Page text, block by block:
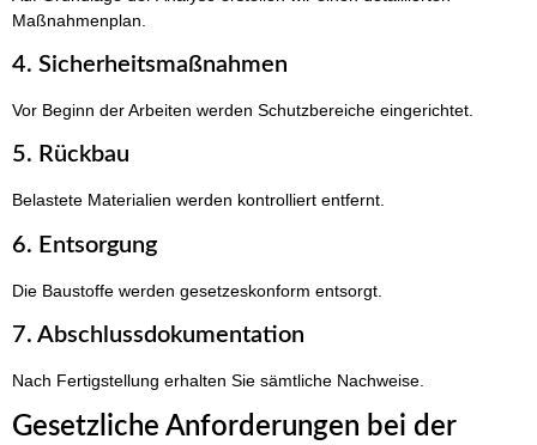
Maßnahmenplan.
4. Sicherheitsmaßnahmen
Vor Beginn der Arbeiten werden Schutzbereiche eingerichtet.
5. Rückbau
Belastete Materialien werden kontrolliert entfernt.
6. Entsorgung
Die Baustoffe werden gesetzeskonform entsorgt.
7. Abschlussdokumentation
Nach Fertigstellung erhalten Sie sämtliche Nachweise.
Gesetzliche Anforderungen bei der